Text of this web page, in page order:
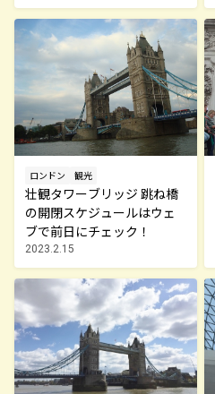
ロンドン 観光
壮観タワーブリッジ 跳ね橋
の開閉スケジュールはウェ
ブで前日にチェック！
2023.2.15